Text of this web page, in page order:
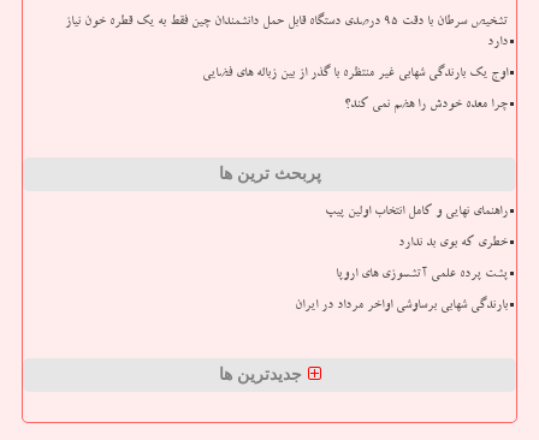
تشخیص سرطان با دقت ۹۵ درصدی دستگاه قابل حمل دانشمندان چین فقط به یک قطره خون نیاز
دارد
اوج یک بارندگی شهابی غیر منتظره با گذر از بین زباله های فضایی
چرا معده خودش را هضم نمی کند؟
پربحث ترین ها
راهنمای نهایی و کامل انتخاب اولین پیپ
خطری که بوی بد ندارد
پشت پرده علمی آتشسوزی های اروپا
بارندگی شهابی برساوشی اواخر مرداد در ایران
جدیدترین ها